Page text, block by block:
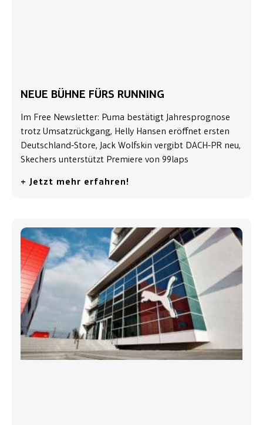
NEUE BÜHNE FÜRS RUNNING
Im Free Newsletter: Puma bestätigt Jahresprognose
trotz Umsatzrückgang, Helly Hansen eröffnet ersten
Deutschland-Store, Jack Wolfskin vergibt DACH-PR neu,
Skechers unterstützt Premiere von 99laps
+ Jetzt mehr erfahren!